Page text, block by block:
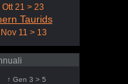
Ott 21 > 23
Taurids
Nov 11 > 13
↑ Gen 3 > 5